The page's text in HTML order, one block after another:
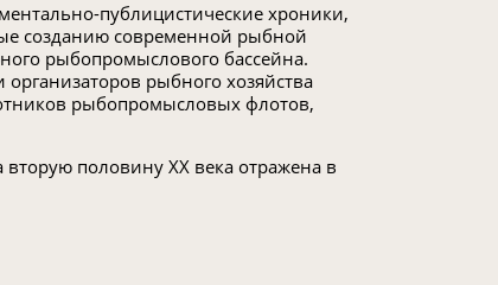
публицистические хроники,
созданию современной рыбной
рыбопромыслового бассейна.
рыбного хозяйства
рыбопромысловых флотов,
половину ХХ века отражена в